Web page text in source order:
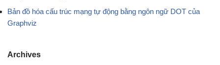
Bản đồ hóa cấu trúc mạng tự động bằng ngôn ngữ DOT của
Graphviz
Archives